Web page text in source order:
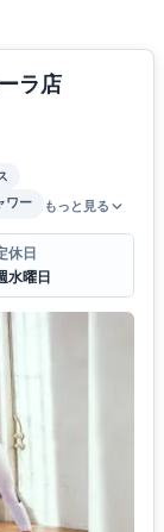
ラ店
ワー もっと見る
休日
水曜日